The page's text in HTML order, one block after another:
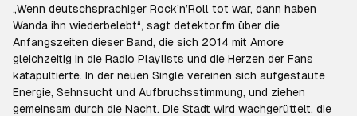
„Wenn deutschsprachiger Rock’n’Roll tot war, dann haben
Wanda ihn wiederbelebt“, sagt detektor.fm über die
Anfangszeiten dieser Band, die sich 2014 mit Amore
gleichzeitig in die Radio Playlists und die Herzen der Fans
katapultierte. In der neuen Single vereinen sich aufgestaute
Energie, Sehnsucht und Aufbruchsstimmung, und ziehen
gemeinsam durch die Nacht. Die Stadt wird wachgerüttelt, die